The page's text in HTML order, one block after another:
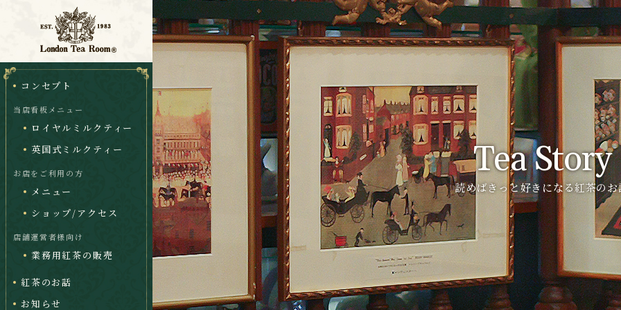
コンセプト
当店看板メニュー
ロイヤルミルクティー
英国式ミルクティー
お店をご利用の方
メニュー
ショップ/アクセス
店舗運営者様向け
業務用紅茶の販売
紅茶のお話
お知らせ
Tea Story
読めばきっと好きになる紅茶のお